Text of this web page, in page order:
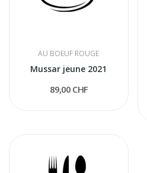
AU BOEUF ROUGE
Mussar jeune 2021
89,00 CHF